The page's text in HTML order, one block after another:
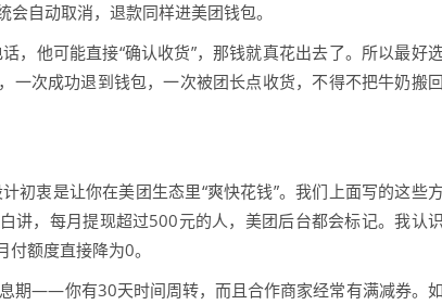
自动取消，退款同样进美团钱包。
，他可能直接“确认收货”，那钱就真花出去了。所以最好
一次成功退到钱包，一次被团长点收货，不得不把牛奶搬回
衷是让你在美团生态里“爽快花钱”。我们上面写的这些方
讲，每月提现超过500元的人，美团后台都会标记。我认识
额度直接降为0。
期——你有30天时间周转，而且合作商家经常有满减券。如